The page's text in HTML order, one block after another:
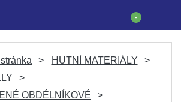
-
HUTNÍ MATERIÁLY
OBDÉLNÍKOVÉ